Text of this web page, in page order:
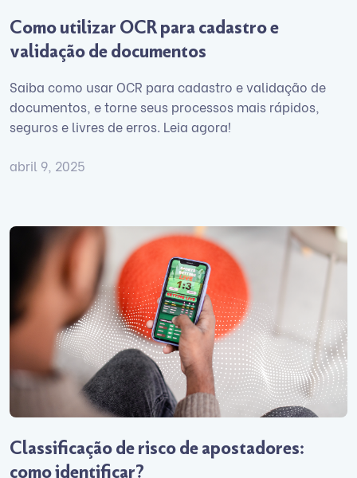
Como utilizar OCR para cadastro e
validação de documentos
Saiba como usar OCR para cadastro e validação de
documentos, e torne seus processos mais rápidos,
seguros e livres de erros. Leia agora!
abril 9, 2025
Classificação de risco de apostadores:
como identificar?